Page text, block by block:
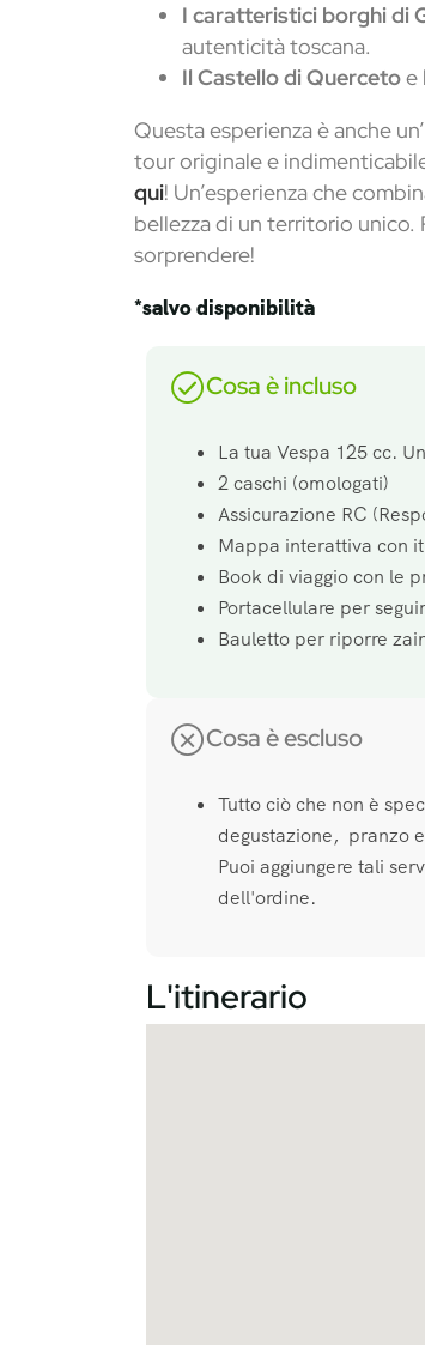
I caratteristici borghi di
autenticità toscana.
Il Castello di Quercetoe
Questa esperienza è anche un’
tour originale e
qui! Un’esperienza che
bellezza di un territorio unico.
sorprendere!
*salvo disponibilità
Cosa è incluso
La tua Vespa 125 cc.
2 caschi (omologati)
Assicurazione RC
Mappa interattiva con
Book di viaggio con le
Portacellulare per
Bauletto per riporre
Cosa è escluso
Tutto ciò che non è
degustazione, pranzo
Puoi aggiungere tali
dell'ordine.
L'itinerario